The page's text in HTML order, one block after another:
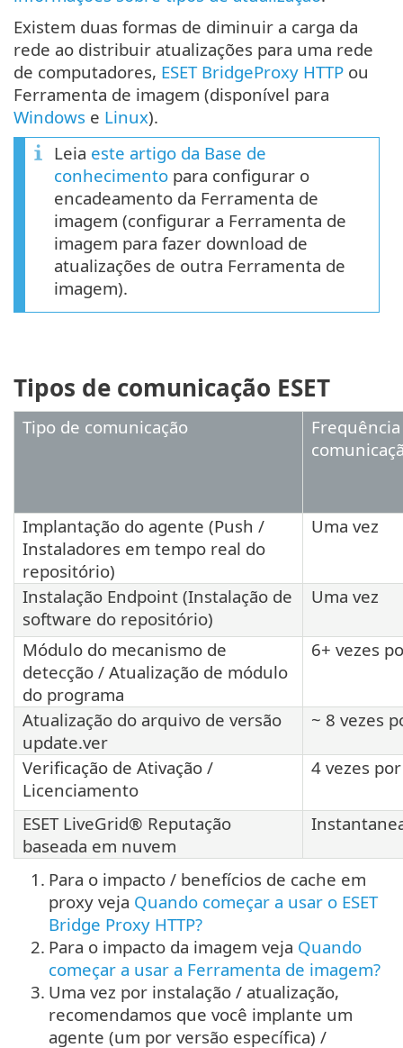
Existem duas formas de diminuir a carga da
rede ao distribuir atualizações para uma rede
de computadores, ESET BridgeProxy HTTP ou
Ferramenta de imagem (disponível para
Windows e Linux).
Leia este artigo da Base de
conhecimento para configurar o
encadeamento da Ferramenta de
imagem (configurar a Ferramenta de
imagem para fazer download de
atualizações de outra Ferramenta de
imagem).
Tipos de comunicação ESET
Tipo de comunicação
Implantação do agente (Push /
Instaladores em tempo real do
repositório)
Uma vez
Instalação Endpoint (Instalação de
software do repositório)
Uma vez
Módulo do mecanismo de
detecção / Atualização de módulo
do programa
6+ vezes
Atualização do arquivo de versão
update.ver
~ 8 vezes
Verificação de Ativação /
Licenciamento
4 vezes
ESET LiveGrid® Reputação
baseada em nuvem
1. Para o impacto / benefícios de cache em
proxy veja Quando começar a usar o ESET
Bridge Proxy HTTP?
2. Para o impacto da imagem veja Quando
começar a usar a Ferramenta de imagem?
3. Uma vez por instalação / atualização,
recomendamos que você implante um
agente (um por versão específica) /